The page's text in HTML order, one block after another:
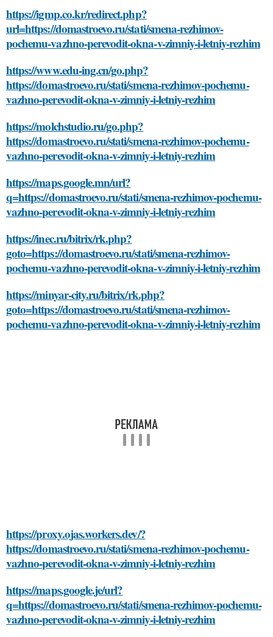
https://igmp.co.kr/redirect.php?
url=https://domastroevo.ru/stati/smena-rezhimov-
pochemu-vazhno-perevodit-okna-v-zimniy-i-letniy-rezhim
https://www.edu-ing.cn/go.php?
https://domastroevo.ru/stati/smena-rezhimov-pochemu-
vazhno-perevodit-okna-v-zimniy-i-letniy-rezhim
https://molchstudio.ru/go.php?
https://domastroevo.ru/stati/smena-rezhimov-pochemu-
vazhno-perevodit-okna-v-zimniy-i-letniy-rezhim
https://maps.google.mn/url?
q=https://domastroevo.ru/stati/smena-rezhimov-pochemu-
vazhno-perevodit-okna-v-zimniy-i-letniy-rezhim
https://inec.ru/bitrix/rk.php?
goto=https://domastroevo.ru/stati/smena-rezhimov-
pochemu-vazhno-perevodit-okna-v-zimniy-i-letniy-rezhim
https://minyar-city.ru/bitrix/rk.php?
goto=https://domastroevo.ru/stati/smena-rezhimov-
pochemu-vazhno-perevodit-okna-v-zimniy-i-letniy-rezhim
https://proxy.ojas.workers.dev/?
https://domastroevo.ru/stati/smena-rezhimov-pochemu-
vazhno-perevodit-okna-v-zimniy-i-letniy-rezhim
https://maps.google.je/url?
q=https://domastroevo.ru/stati/smena-rezhimov-pochemu-
vazhno-perevodit-okna-v-zimniy-i-letniy-rezhim